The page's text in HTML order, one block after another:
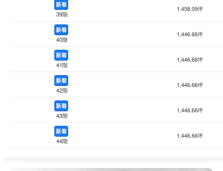
新着
39階
1,458.09坪
新着
40階
1,446.66坪
新着
41階
1,446.66坪
新着
42階
1,446.66坪
新着
43階
1,446.66坪
新着
44階
1,446.66坪